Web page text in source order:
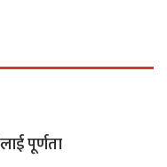
पूर्णता